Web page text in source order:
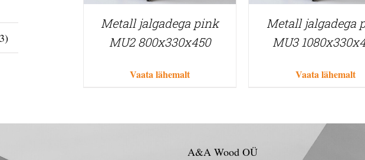
Metall jalgadega pink
MU2 800x330x450
Vaata lähemalt
Metall jalgadega
MU3
Vaata lähemalt
A&A Wood OÜ